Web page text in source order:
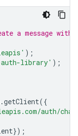
a message
);
auth-library' );
.getClient({
auth/
});